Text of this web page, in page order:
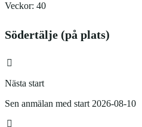
Veckor: 40
Södertälje (på plats)
Nästa start
Sen anmälan med start 2026-08-10